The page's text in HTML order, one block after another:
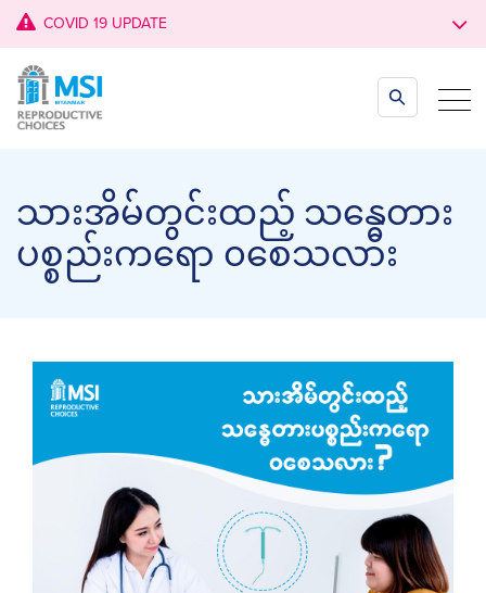
COVID 19 UPDATE
သားအိမ်တွင်းထည့် သန္ဓေတား
ပစ္စည်းကရော ၀စေသလား